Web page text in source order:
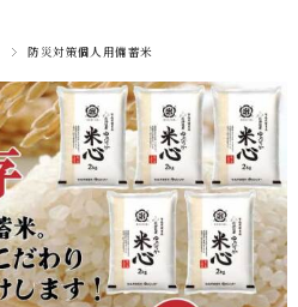
防災対策個人用備蓄米